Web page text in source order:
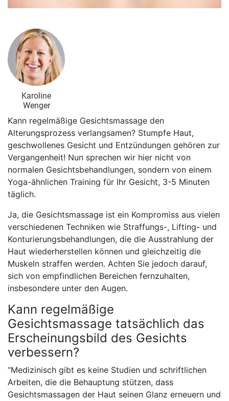
Karoline
Wenger
Kann regelmäßige Gesichtsmassage den
Alterungsprozess verlangsamen? Stumpfe Haut,
geschwollenes Gesicht und Entzündungen gehören zur
Vergangenheit! Nun sprechen wir hier nicht von
normalen Gesichtsbehandlungen, sondern von einem
Yoga-ähnlichen Training für Ihr Gesicht, 3-5 Minuten
täglich.
Ja, die Gesichtsmassage ist ein Kompromiss aus vielen
verschiedenen Techniken wie Straffungs-, Lifting- und
Konturierungsbehandlungen, die die Ausstrahlung der
Haut wiederherstellen können und gleichzeitig die
Muskeln straffen werden. Achten Sie jedoch darauf,
sich von empfindlichen Bereichen fernzuhalten,
insbesondere unter den Augen.
Kann regelmäßige
Gesichtsmassage tatsächlich das
Erscheinungsbild des Gesichts
verbessern?
“Medizinisch gibt es keine Studien und schriftlichen
Arbeiten, die die Behauptung stützen, dass
Gesichtsmassagen der Haut seinen Glanz erneuern und